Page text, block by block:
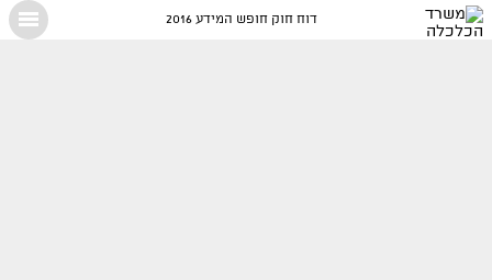
דוח חוק חופש המידע 2016
X